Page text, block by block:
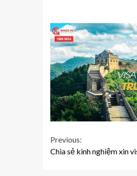
Continue
Previous:
Chia sẻ kinh nghiệm xin